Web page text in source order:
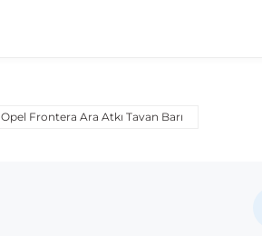
Opel Frontera Ara Atkı Tavan Barı